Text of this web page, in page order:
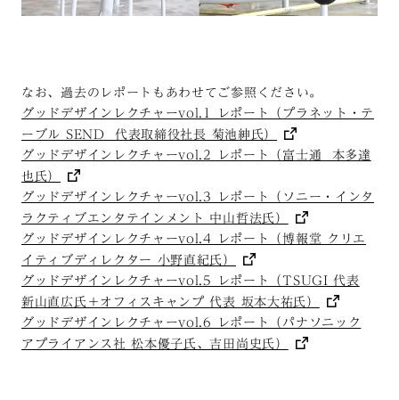
なお、過去のレポートもあわせてご参照ください。
グッドデザインレクチャーvol.1 レポート（プラネット・テ
ーブル SEND 代表取締役社長 菊池紳氏）
グッドデザインレクチャーvol.2 レポート（富士通 本多達
也氏）
グッドデザインレクチャーvol.3 レポート（ソニー・インタ
ラクティブエンタテインメント 中山哲法氏）
グッドデザインレクチャーvol.4 レポート（博報堂 クリエ
イティブディレクター 小野直紀氏）
グッドデザインレクチャーvol.5 レポート（TSUGI 代表
新山直広氏＋オフィスキャンプ 代表 坂本大祐氏）
グッドデザインレクチャーvol.6 レポート（パナソニック
アプライアンス社 松本優子氏、吉田尚史氏）